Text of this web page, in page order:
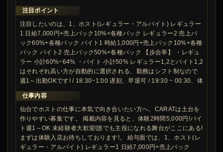
注目ポイント
注目したいのは、1、ホスト(レギュラー・アルバイト) レギュラー
1 日給7,000円+売上バック10%+各種バック レギュラー2 売上バ
ック60%+各種バック バイト1 時給1,000円+売上バック10%+各種
バック バイト2 売上バック50%+各種バック 【歩合率】 ・レギュ
ラー 小計60%~64% ・バイト 小計50% レギュラー1,2とバイト1,2
はそれぞれ高い方が自動的に選択される、勤務はシフト制なので
週1～出勤OKです! / 18:30~1:00 遅刻、早退可 / 19:30 ~ 00:30、体
仕事内容
仙台でホストの仕事に本気で向き合いたい方へ、CARATは土台を
作りやすい募集です。 掲載内容を見ると、体験2時間5,000円!バイ
ト週1～OK 未経験者大歓迎!誰でも主役になれる舞台がここにある!
まずは体験入店お待ちしております!。 給与面では、1、ホスト(レ
ギュラー・アルバイト) レギュラー1 日給7,000円+売上バック